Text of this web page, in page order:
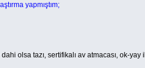
yapmıştım;
olsa tazı, sertifikalı av atmacası, ok-yay